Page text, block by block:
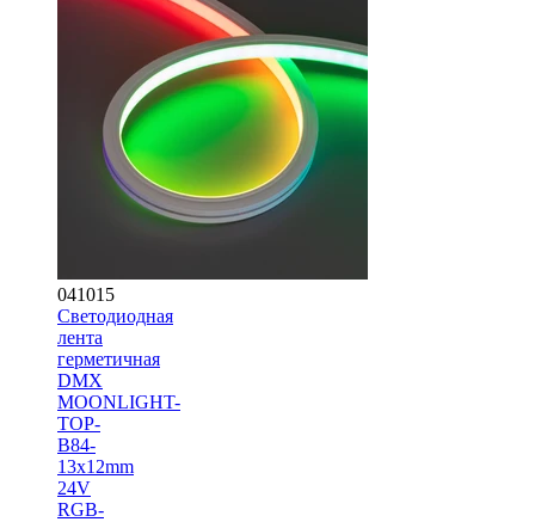
041015
Светодиодная
лента
герметичная
DMX
MOONLIGHT-
TOP-
B84-
13x12mm
24V
RGB-